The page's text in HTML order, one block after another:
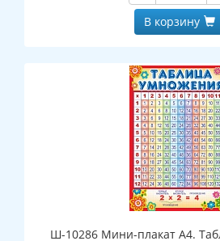
В корзину
Ш-10286 Мини-плакат А4.